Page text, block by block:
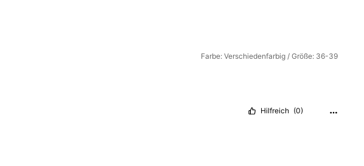
Farbe: Verschiedenfarbig / Größe: 36-39
Hilfreich (0)